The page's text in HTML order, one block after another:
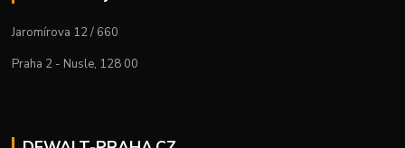
Jaromírova 12 / 660
Praha 2 - Nusle, 128 00